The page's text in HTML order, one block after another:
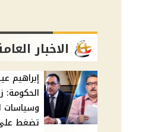
الاخبار
إبراهيم
الحكومة:
وسياسات
تضغط